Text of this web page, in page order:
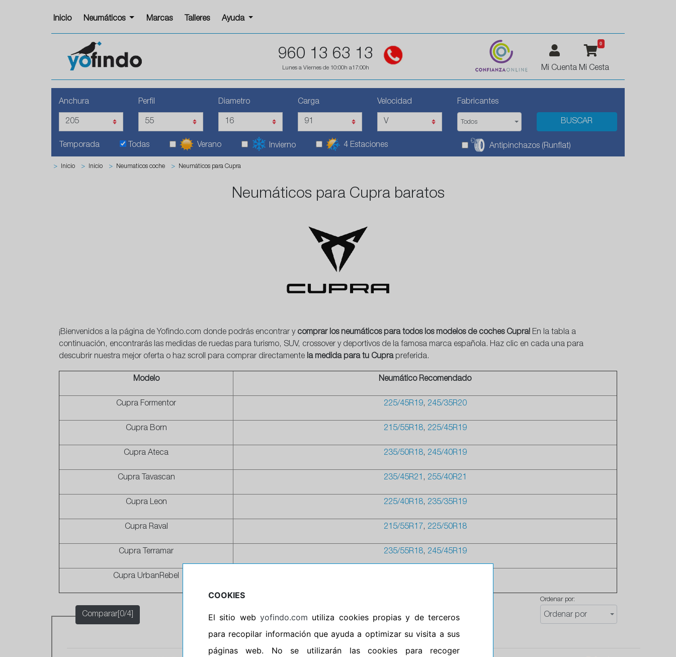
Inicio Neumáticos Marcas Talleres Ayuda
960 13 63 13
Lunes a Viernes de 10:00h a17:00h Mi Cuenta
0
Mi Cesta
Anchura Perfil Diametro Carga Velocidad Fabricantes
Todos
Temporada Todas Verano Invierno 4 Estaciones Antipinchazos (Runflat)
> Inicio > Inicio > Neumaticos coche > Neumáticos para Cupra
Neumáticos para Cupra baratos
¡Bienvenidos a la página de Yofindo.com donde podrás encontrar y comprar los neumáticos para todos los modelos de coches Cupra! En la tabla a
continuación, encontrarás las medidas de ruedas para turismo, SUV, crossover y deportivos de la famosa marca española. Haz clic en cada una para
descubrir nuestra mejor oferta o haz scroll para comprar directamente la medida para tu Cuprapreferida.
Modelo Neumático Recomendado
Cupra Formentor 225/45R19, 245/35R20
Cupra Born 215/55R18, 225/45R19
Cupra Ateca 235/50R18, 245/40R19
Cupra Tavascan 235/45R21 , 255/40R21
Cupra Leon 225/40R18, 235/35R19
Cupra Raval 215/55R17 , 225/50R18
Cupra Terramar 235/55R18, 245/45R19
Cupra UrbanRebel
Comparar[0/4]
Ordenar por:
Ordenar por
COOKIES
El sitio web yofindo.com utiliza cookies propias y de terceros
para recopilar información que ayuda a optimizar su visita a sus
páginas web. No se utilizarán las cookies para recoger